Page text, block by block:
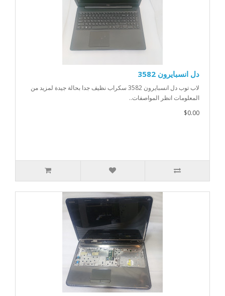
دل انسبايرون 3582
لاب توب دل انسبايرون 3582 سكراب نظيف جدا بحالة جيدة لمزيد من
المعلومات انظر المواصفات..
$0.00